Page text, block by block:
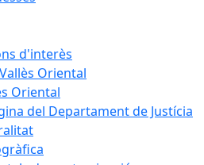
d'interès
Oriental
Oriental
del Departament de Justícia